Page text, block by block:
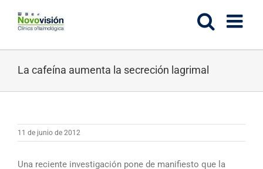
contenido
La cafeína aumenta la secreción lagrimal
11 de junio de 2012
Una reciente investigación pone de manifiesto que la